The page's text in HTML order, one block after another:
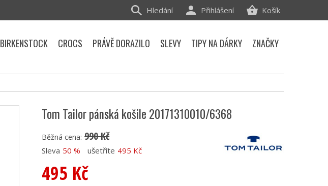
Tom Tailor pánská košile 20171310010/6368
Běžná cena: 990 Kč
Sleva 50 % ušetříte 495 Kč
495 Kč
Košík
Přihlášení
Hledání
BIRKENSTOCK CROCS PRÁVĚ DORAZILO SLEVY TIPY NA DÁRKY ZNAČKY